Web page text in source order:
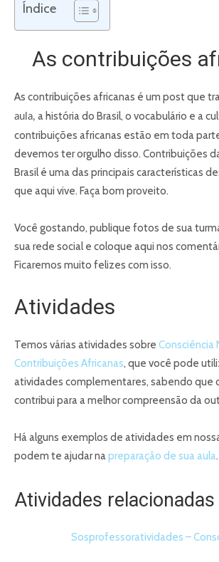
Índice
As contribuições
As contribuições africanas é um post que
aula, a história do Brasil, o vocabulário e a
contribuições africanas estão em toda
devemos ter orgulho disso. Contribuições
Brasil é uma das principais características
que aqui vive. Faça bom proveito.
Você gostando, publique fotos de sua
sua rede social e coloque aqui nos
Ficaremos muito felizes com isso.
Atividades
Temos várias atividades sobre Consciência
Contribuições Africanas, que você pode
atividades complementares, sabendo que
contribui para a melhor compreensão da
Há alguns exemplos de atividades em
podem te ajudar napreparação de sua aula.
Atividades relacionadas
Sosprofessoratividades –